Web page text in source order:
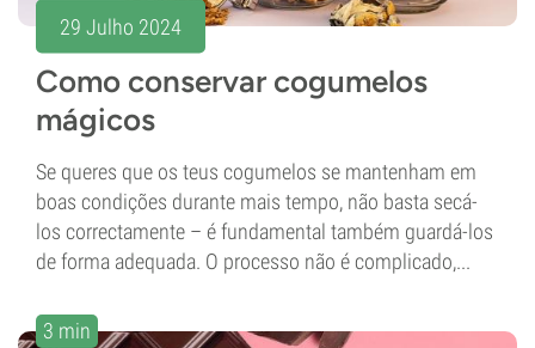
29 Julho 2024
Como conservar cogumelos
mágicos
Se queres que os teus cogumelos se mantenham em
boas condições durante mais tempo, não basta secá-
los correctamente – é fundamental também guardá-los
de forma adequada. O processo não é complicado,...
3 min